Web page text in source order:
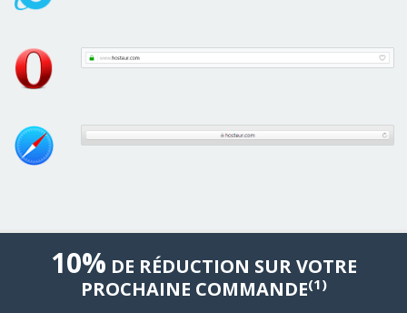
10% DE RÉDUCTION SUR VOTRE
PROCHAINE COMMANDE(1)